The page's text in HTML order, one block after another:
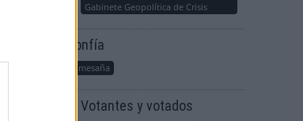
Gabinete Geopolítica de Crisis
Suelta y confía
María Comesaña
Votantes y votados